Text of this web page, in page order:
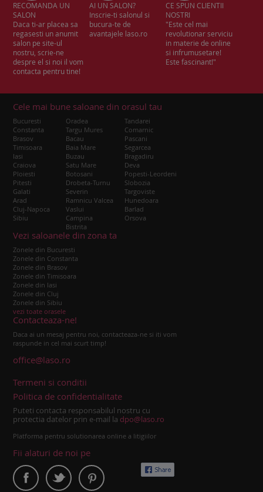
RECOMANDA UN
SALON
Daca ti-ar placea sa
regasesti un anumit
salon pe site-ul
nostru, scrie-ne
despre el si noi il vom
contacta pentru tine!
AI UN SALON?
Inscrie-ti salonul si
bucura-te de
avantajele laso.ro
CE SPUN CLIENTII
NOSTRI
"Este cel mai
revolutionar serviciu
in materie de online
si infrumusetare!
Este fascinant!"
Cele mai bune saloane din orasul tau
Bucuresti
Constanta
Brasov
Timisoara
Iasi
Craiova
Ploiesti
Pitesti
Galati
Arad
Cluj-Napoca
Sibiu
Oradea
Targu Mures
Bacau
Baia Mare
Buzau
Satu Mare
Botosani
Drobeta-Turnu
Severin
Ramnicu Valcea
Vaslui
Campina
Bistrita
Tandarei
Comarnic
Pascani
Segarcea
Bragadiru
Deva
Popesti-Leordeni
Slobozia
Targoviste
Hunedoara
Barlad
Orsova
Vezi saloanele din zona ta
Zonele din Bucuresti
Zonele din Constanta
Zonele din Brasov
Zonele din Timisoara
Zonele din Iasi
Zonele din Cluj
Zonele din Sibiu
vezi toate orasele
Contacteaza-ne!
Daca ai un mesaj pentru noi, contacteaza-ne si iti vom
raspunde in cel mai scurt timp!
office@laso.ro
Termeni si conditii
Politica de confidentialitate
Puteti contacta responsabilul nostru cu
protectia datelor prin e-mail la dpo@laso.ro
Platforma pentru solutionarea online a litigiilor
Fii alaturi de noi pe